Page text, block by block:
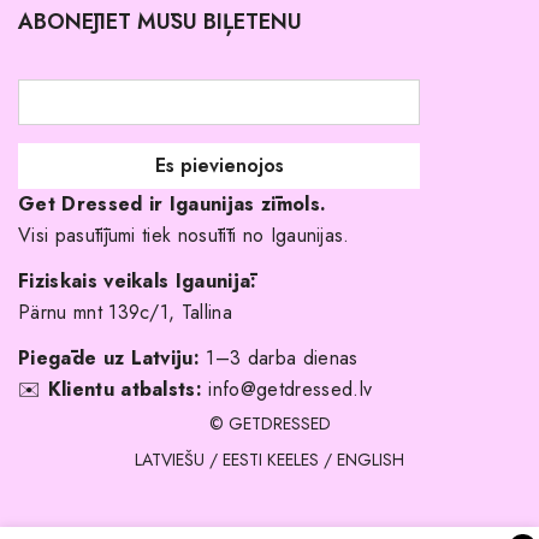
Atgriešanas politika
Līgavas družiņu kleitas
Veikali
Kāpēc izvēlēties mūs?
ABONĒJIET MŪSU BIĻETENU
Get Dressed ir Igaunijas zīmols.
Visi pasūtījumi tiek nosūtīti no Igaunijas.
Fiziskais veikals Igaunijā:
Pärnu mnt 139c/1, Tallina
Piegāde uz Latviju: 1–3 darba dienas
✉️ Klientu atbalsts: info@getdressed.lv
© GETDRESSED
LATVIEŠU / EESTI KEELES / ENGLISH